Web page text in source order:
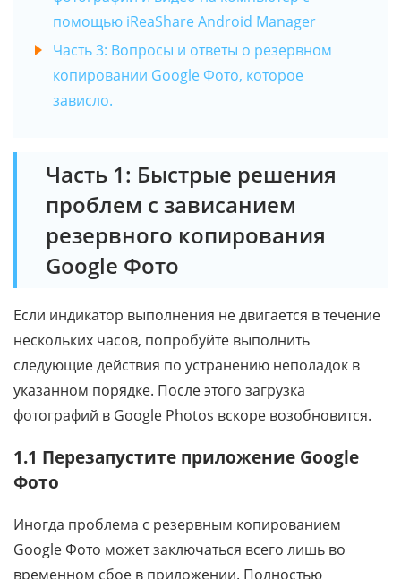
помощью iReaShare Android Manager
Часть 3: Вопросы и ответы о резервном
копировании Google Фото, которое
зависло.
Часть 1: Быстрые решения
проблем с зависанием
резервного копирования
Google Фото
Если индикатор выполнения не двигается в течение
нескольких часов, попробуйте выполнить
следующие действия по устранению неполадок в
указанном порядке. После этого загрузка
фотографий в Google Photos вскоре возобновится.
1.1 Перезапустите приложение Google
Фото
Иногда проблема с резервным копированием
Google Фото может заключаться всего лишь во
временном сбое в приложении. Полностью